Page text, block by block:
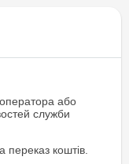
або
служби
коштів.